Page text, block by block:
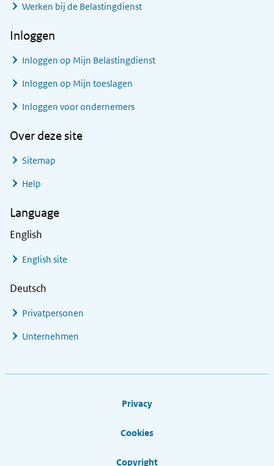
Werken bij de Belastingdienst
Inloggen
Inloggen op Mijn Belastingdienst
Inloggen op Mijn toeslagen
Inloggen voor ondernemers
Over deze site
Sitemap
Help
Language
English
English site
Deutsch
Privatpersonen
Unternehmen
Privacy
Cookies
Copyright